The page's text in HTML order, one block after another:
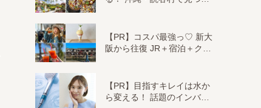
【PR】コスパ最強っ♡ 新大
阪から往復 JR＋宿泊＋ク…
【PR】目指すキレイは水か
ら変える！ 話題のインバ…